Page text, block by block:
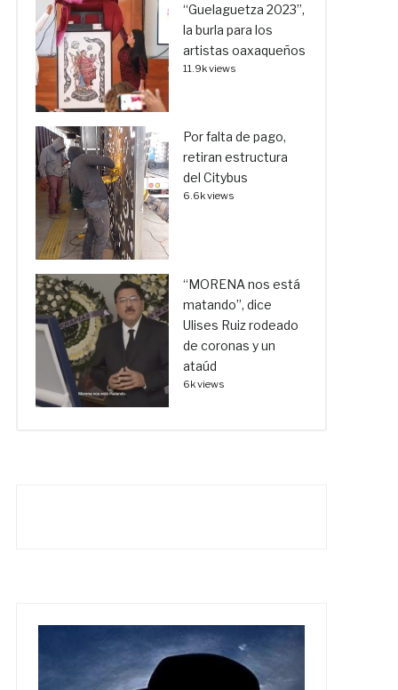
“Guelaguetza 2023”,
la burla para los
artistas oaxaqueños
11.9k views
Por falta de pago,
retiran estructura
del Citybus
6.6k views
“MORENA nos está
matando”, dice
Ulises Ruiz rodeado
de coronas y un
ataúd
6k views